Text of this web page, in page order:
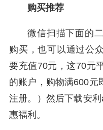
购买推荐
微信扫描下面的
购买，也可以通过公
要充值70元，这70元
的账户，购物满600元
注册。）然后下载安
惠福利。